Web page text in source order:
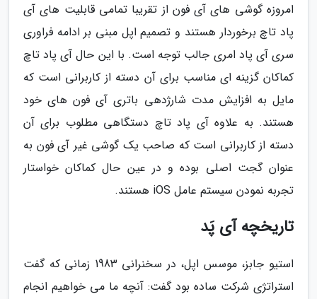
امروزه گوشی های آی فون از تقریبا تمامی قابلیت های آی
پاد تاچ برخوردار هستند و تصمیم اپل مبنی بر ادامه فراوری
سری آی پاد امری جالب توجه است. با این حال آی پاد تاچ
کماکان گزینه ای مناسب برای آن دسته از کاربرانی است که
مایل به افزایش مدت شارژدهی باتری آی فون های خود
هستند. به علاوه آی پاد تاچ دستگاهی مطلوب برای آن
دسته از کاربرانی است که صاحب یک گوشی غیر آی فون به
عنوان گجت اصلی بوده و در عین حال کماکان خواستار
تجربه نمودن سیستم عامل iOS هستند.
تاریخچه آی پَد
استیو جابز، موسس اپل، در سخنرانی 1983 زمانی که گفت
استراتژی شرکت ساده بود گفت: آنچه ما می خواهیم انجام